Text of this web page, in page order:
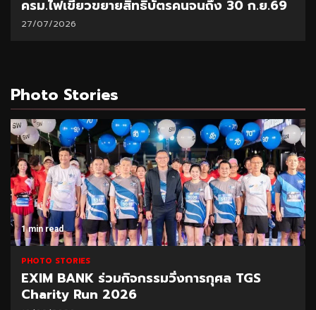
ครม.ไฟเขียวขยายสิทธิบัตรคนจนถึง 30 ก.ย.69
27/07/2026
Photo Stories
1 min read
PHOTO STORIES
EXIM BANK ร่วมกิจกรรมวิ่งการกุศล TGS
Charity Run 2026